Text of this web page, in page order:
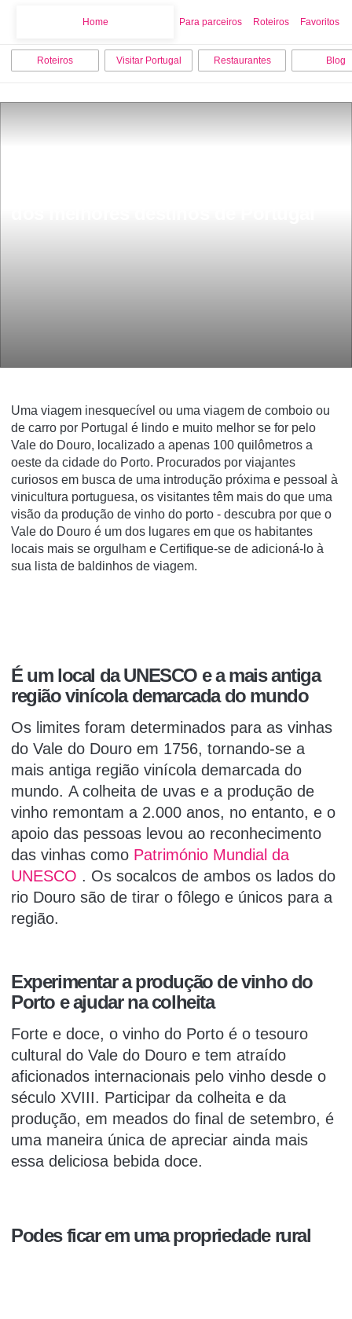
Home Para parceiros Roteiros Favoritos
Roteiros Visitar Portugal Restaurantes Blog
Uma viagem inesquecível ou uma viagem de comboio ou
de carro por Portugal é lindo e muito melhor se for pelo
Vale do Douro, localizado a apenas 100 quilômetros a
oeste da cidade do Porto. Procurados por viajantes
curiosos em busca de uma introdução próxima e pessoal à
vinicultura portuguesa, os visitantes têm mais do que uma
visão da produção de vinho do porto - descubra por que o
Vale do Douro é um dos lugares em que os habitantes
locais mais se orgulham e Certifique-se de adicioná-lo à
sua lista de baldinhos de viagem.
É um local da UNESCO e a mais antiga
região vinícola demarcada do mundo
Os limites foram determinados para as vinhas
do Vale do Douro em 1756, tornando-se a
mais antiga região vinícola demarcada do
mundo. A colheita de uvas e a produção de
vinho remontam a 2.000 anos, no entanto, e o
apoio das pessoas levou ao reconhecimento
das vinhas como Património Mundial da
UNESCO . Os socalcos de ambos os lados do
rio Douro são de tirar o fôlego e únicos para a
região.
Experimentar a produção de vinho do
Porto e ajudar na colheita
Forte e doce, o vinho do Porto é o tesouro
cultural do Vale do Douro e tem atraído
aficionados internacionais pelo vinho desde o
século XVIII. Participar da colheita e da
produção, em meados do final de setembro, é
uma maneira única de apreciar ainda mais
essa deliciosa bebida doce.
Podes ficar em uma propriedade rural